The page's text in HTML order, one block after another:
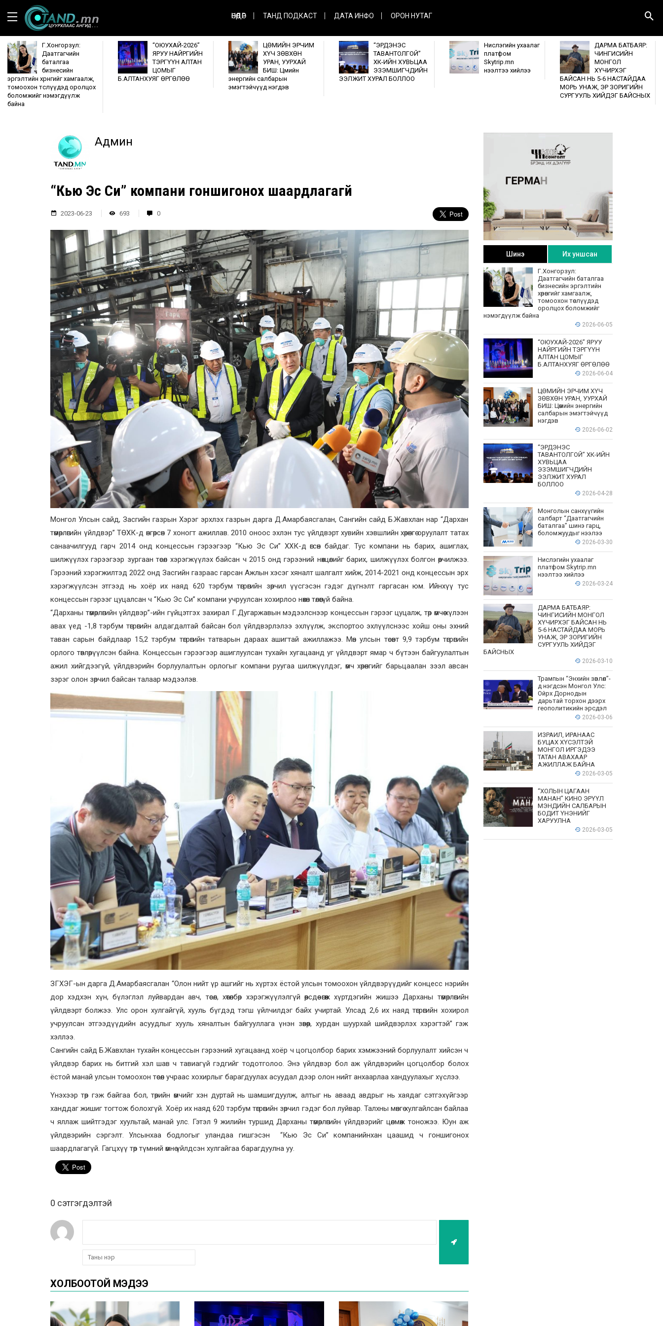
ӨНӨӨДӨР ТАНД ПОДКАСТ ДАТА ИНФО ОРОН НУТАГ
Г.Хонгорзул:
Даатгагчийн
баталгаа
бизнесийн
эргэлтийн хөрөнгийг хамгаалж,
томоохон төслүүдэд оролцох
боломжийг нэмэгдүүлж
байна
“ОЮУХАЙ-2026”
ЯРУУ НАЙРГИЙН
ТЭРГҮҮН АЛТАН
ЦОМЫГ
Б.АЛТАНХУЯГ ӨРГӨЛӨӨ
ЦӨМИЙН ЭРЧИМ
ХҮЧ ЗӨВХӨН
УРАН, УУРХАЙ
БИШ: Цөмийн
энергийн салбарын
эмэгтэйчүүд нэгдэв
“ЭРДЭНЭС
ТАВАНТОЛГОЙ”
ХК-ИЙН ХУВЬЦАА
ЭЗЭМШИГЧДИЙН
ЭЭЛЖИТ ХУРАЛ БОЛЛОО
Нислэгийн ухаалаг
платфом
Skytrip.mn
нээлтээ хийлээ
ДАРМА БАТБАЯР:
ЧИНГИСИЙН
МОНГОЛ
ХҮЧИРХЭГ
БАЙСАН НЬ 5-6 НАСТАЙДАА
МОРЬ УНАЖ, ЭР ЗОРИГИЙН
СУРГУУЛЬ ХИЙДЭГ БАЙСНЫХ
Админ
“Кью Эс Си” компани гоншигонох шаардлагагүй
2023-06-23 693 0
Монгол Улсын сайд, Засгийн газрын Хэрэг эрхлэх газрын дарга Д.Амарбаясгалан, Сангийн сайд Б.Жавхлан нар “Дархан
төмөрлөгийн үйлдвэр” ТӨХК-д өнгөрсөн 7 хоногт ажиллав. 2010 оноос эхлэн тус үйлдвэрт хувийн хэвшлийн хөрөнгө оруулалт татах
санаачилгууд гарч 2014 онд концессын гэрээгээр “Кью Эс Си” ХХК-д өгсөн байдаг. Тус компани нь барих, ашиглах,
шилжүүлэх гэрээгээр зургаан төсөл хэрэгжүүлэх байсан ч 2015 онд гэрээний нөхцөлийг барих, шилжүүлэх болгон өөрчилжээ.
Гэрээний хэрэгжилтэд 2022 онд Засгийн газраас гарсан Ажлын хэсэг хяналт шалгалт хийж, 2014-2021 онд концессын эрх
хэрэгжүүлсэн этгээд нь хоёр их наяд 620 тэрбум төгрөгийн зөрчил үүсгэсэн гэдэг дүгнэлт гаргасан юм. Ийнхүү тус
концессын гэрээг цуцалсан ч “Кью Эс Си” компани учруулсан хохирлоо нөхөн төлөөгүй байна.
“Дарханы төмөрлөгийн үйлдвэр”-ийн гүйцэтгэх захирал Г.Дугаржавын мэдээлснээр концессын гэрээг цуцалж, төр өмчөө хүлээн
авах үед -1,8 тэрбум төгрөгийн алдагдалтай байсан бол үйлдвэрлэлээ эхлүүлж, экспортоо эхлүүлснээс хойш оны эхний
таван сарын байдлаар 15,2 тэрбум төгрөгийн татварын дараах ашигтай ажиллажээ. Мөн улсын төсөвт 9,9 тэрбум төгрөгийн
орлого төвлөрүүлсэн байна. Концессын гэрээгээр ашиглуулсан тухайн хугацаанд уг үйлдвэрт ямар ч бүтээн байгуулалтын
ажил хийгдээгүй, үйлдвэрийн борлуулалтын орлогыг компани руугаа шилжүүлдэг, өмч хөрөнгийг барьцаалан зээл авсан
зэрэг олон зөрчил байсан талаар мэдээлэв.
ЗГХЭГ-ын дарга Д.Амарбаясгалан “Олон нийт үр ашгийг нь хүртэх ёстой улсын томоохон үйлдвэрүүдийг концесс нэрийн
дор хэдхэн хүн, бүлэглэл луйвардан авч, төсөл, хөтөлбөр хэрэгжүүлэлгүй өөрсдөө өгөөж хүртдэгийн жишээ Дарханы төмөрлөгийн
үйлдвэрт болжээ. Улс орон хулгайгүй, хууль бүгдэд тэгш үйлчилдэг байх учиртай. Улсад 2,6 их наяд төгрөгийн хохирол
учруулсан этгээдүүдийн асуудлыг хууль хяналтын байгууллага үнэн зөвөөр, хурдан шуурхай шийдвэрлэх хэрэгтэй” гэж
хэллээ.
Сангийн сайд Б.Жавхлан тухайн концессын гэрээний хугацаанд хоёр ч цогцолбор барих хэмжээний борлуулалт хийсэн ч
үйлдвэр барих нь битгий хэл шав ч тавиагүй гэдгийг тодотголоо. Энэ үйлдвэр бол аж үйлдвэрийн цогцолбор болох
ёстой манай улсын томоохон төсөл учраас хохирлыг барагдуулах асуудал дээр олон нийт анхаарлаа хандуулахыг хүслээ.
Үнэхээр төр гэж байгаа бол, төрийн өмчийг хэн дуртай нь шамшигдуулж, алтыг нь аваад авдрыг нь хаядаг сэтгэхүйгээр
ханддаг жишиг тогтож болохгүй. Хоёр их наяд 620 тэрбум төгрөгийн зөрчил гэдэг бол луйвар. Талхны мөнгө хулгайлсан байлаа
ч яллаж шийтгэдэг хуультай, манай улс. Гэтэл 9 жилийн туршид Дарханы төмөрлөгийн үйлдвэрийг цөлмөж тоножээ. Юун аж
үйлдвэрийн сэргэлт. Улсынхаа бодлогыг уландаа гишгэсэн “Кью Эс Си” компанийнхан цаашид ч гоншигонох
шаардлагагүй. Гагцхүү төр түмний өмнө үйлдсэн хулгайгаа барагдуулна уу.
0 cэтгэгдэлтэй
ХОЛБООТОЙ МЭДЭЭ
Шинэ Их уншсан
Г.Хонгорзул:
Даатгагчийн баталгаа
бизнесийн эргэлтийн
хөрөнгийг хамгаалж,
томоохон төслүүдэд
оролцох боломжийг
нэмэгдүүлж байна
2026-06-05
“ОЮУХАЙ-2026” ЯРУУ
НАЙРГИЙН ТЭРГҮҮН
АЛТАН ЦОМЫГ
Б.АЛТАНХУЯГ ӨРГӨЛӨӨ
2026-06-04
ЦӨМИЙН ЭРЧИМ ХҮЧ
ЗӨВХӨН УРАН, УУРХАЙ
БИШ: Цөмийн энергийн
салбарын эмэгтэйчүүд
нэгдэв
2026-06-02
“ЭРДЭНЭС
ТАВАНТОЛГОЙ” ХК-ИЙН
ХУВЬЦАА
ЭЗЭМШИГЧДИЙН
ЭЭЛЖИТ ХУРАЛ
БОЛЛОО
2026-04-28
Монголын санхүүгийн
салбарт “Даатгагчийн
баталгаа” шинэ гарц,
боломжуудыг нээлээ
2026-03-30
Нислэгийн ухаалаг
платфом Skytrip.mn
нээлтээ хийлээ
2026-03-24
ДАРМА БАТБАЯР:
ЧИНГИСИЙН МОНГОЛ
ХҮЧИРХЭГ БАЙСАН НЬ
5-6 НАСТАЙДАА МОРЬ
УНАЖ, ЭР ЗОРИГИЙН
СУРГУУЛЬ ХИЙДЭГ
БАЙСНЫХ
2026-03-10
Трампын “Энхийн зөвлөл”-
д нэгдсэн Монгол Улс:
Ойрх Дорнодын
дарьтай торхон дээрх
геополитикийн эрсдэл
2026-03-06
ИЗРАИЛ, ИРАНААС
БУЦАХ ХҮСЭЛТЭЙ
МОНГОЛ ИРГЭДЭЭ
ТАТАН АВАХААР
АЖИЛЛАЖ БАЙНА
2026-03-05
“ХОЛЫН ЦАГААН
МАНАН” КИНО ЭРҮҮЛ
МЭНДИЙН САЛБАРЫН
БОДИТ ҮНЭНИЙГ
ХАРУУЛНА
2026-03-05